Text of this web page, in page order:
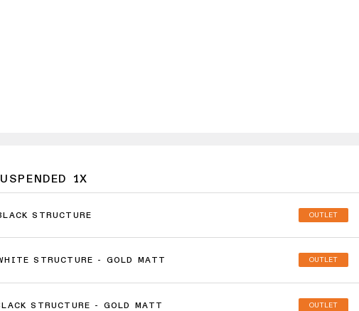
1X
STRUCTURE OUTLET
STRUCTURE - GOLD MATT OUTLET
STRUCTURE - GOLD MATT OUTLET